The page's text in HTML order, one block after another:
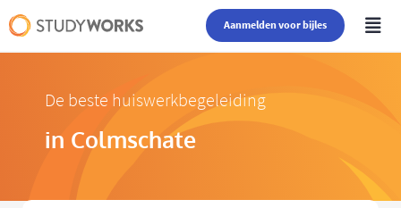
Aanmelden voor bijles
De beste huiswerkbegeleiding
in Colmschate